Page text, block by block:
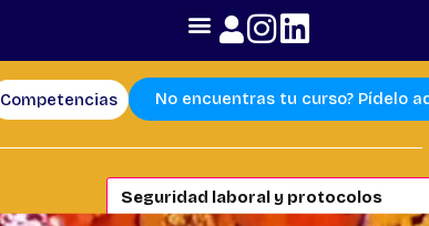
Competencias No encuentras tu curso? Pídelo